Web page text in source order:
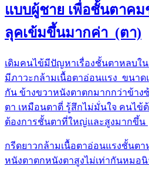
แบบผู้ชาย เพื่อชั้นตาค
ลุคเข้มขึ้นมากค่า (ตา)
เดิมคนไข้มีปัญหา​เรื่องชั้นตาหลบใ
มีภาวะกล้ามเนื้อ​ตาอ่อนแรง​ ขนาด
กัน ข้างขวาหนังตาตกมากกว่าข้าง
ตา เหมือนตาตี่ รู้สึกไม่มั่นใจ คนไข้
ต้องการชั้นตาที่ใหญ่และสูงมากขึ้น
กรีดยาวกล้ามเนื้อตาอ่อนแรงชั้นตา
หนังตาตกหนังตาสูงไม่เท่ากันหมอนิ